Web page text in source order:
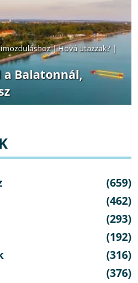
|Hová utazzak? |
Balatonnál,
(659)
(462)
(293)
(192)
(316)
(376)